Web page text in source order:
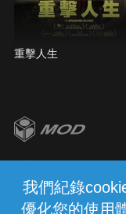
我們紀錄
優化您的使用
重擊人生
中華電信